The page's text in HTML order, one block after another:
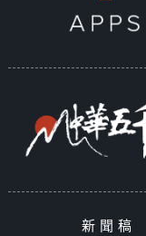
新聞稿